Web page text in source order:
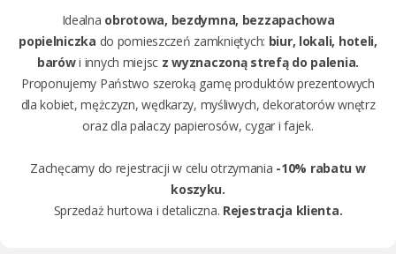
Idealna obrotowa, bezdymna, bezzapachowa
popielniczka do pomieszczeń zamkniętych: biur, lokali, hoteli,
barówi innych miejsc z wyznaczoną strefą do palenia.
Proponujemy Państwo szeroką gamę produktów prezentowych
dla kobiet, mężczyzn, wędkarzy, myśliwych, dekoratorów wnętrz
oraz dla palaczy papierosów,cygar ifajek.
Zachęcamy do rejestracji w celu otrzymania -10% rabatu w
koszyku.
Sprzedaż hurtowa i detaliczna. Rejestracja klienta.